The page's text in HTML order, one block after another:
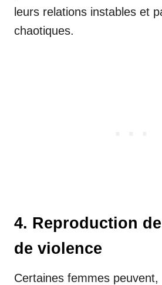
leurs relations instables et
chaotiques.
4. Reproduction
de violence
Certaines femmes peuvent,